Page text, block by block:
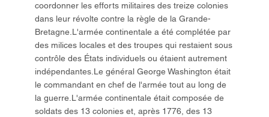
coordonner les efforts militaires des treize colonies
dans leur révolte contre la règle de la Grande-
Bretagne.L'armée continentale a été complétée par
des milices locales et des troupes qui restaient sous
contrôle des États individuels ou étaient autrement
indépendantes.Le général George Washington était
le commandant en chef de l'armée tout au long de
la guerre.L'armée continentale était composée de
soldats des 13 colonies et, après 1776, des 13